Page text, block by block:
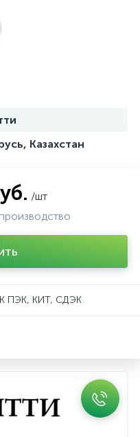
Казахстан
/шт
ПЭК, КИТ, СДЭК